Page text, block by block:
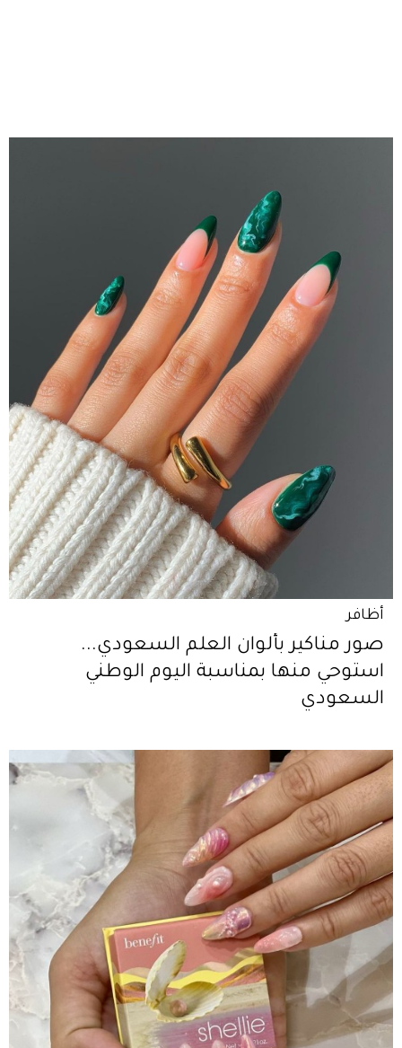
أظافر
صور مناكير بألوان العلم السعودي...
استوحي منها بمناسبة اليوم الوطني
السعودي